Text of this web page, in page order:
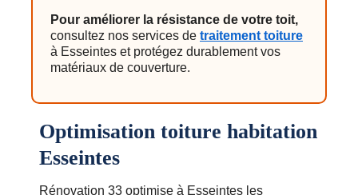
Pour améliorer la résistance de votre toit,
consultez nos services de traitement toiture
à Esseintes et protégez durablement vos
matériaux de couverture.
Optimisation toiture habitation
Esseintes
Rénovation 33 optimise à Esseintes les